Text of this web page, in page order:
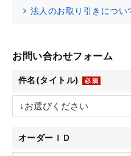
法人のお取り引きについ
お問い合わせフォーム
件名(タイトル)
オーダーＩＤ